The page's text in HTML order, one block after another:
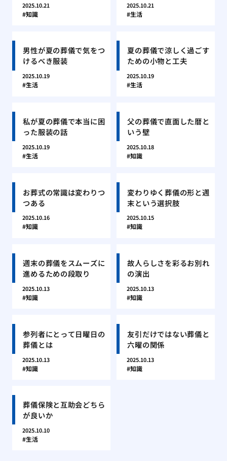
2025.10.21
知識
2025.10.21
生活
男性が夏の葬儀で気をつ
けるべき服装
2025.10.19
生活
夏の葬儀で涼しく過ごす
ための小物と工夫
2025.10.19
生活
私が夏の葬儀で本当に困
った服装の話
2025.10.19
生活
父の葬儀で直面した暦と
いう壁
2025.10.18
知識
お葬式の常識は変わりつ
つある
2025.10.16
知識
変わりゆく葬儀の形と週
末という選択肢
2025.10.15
知識
週末の葬儀をスムーズに
進めるための段取り
2025.10.13
知識
故人らしさを彩るお別れ
の演出
2025.10.13
知識
参列者にとって日曜日の
葬儀とは
2025.10.13
知識
友引だけではない葬儀と
六曜の関係
2025.10.13
知識
葬儀保険と互助会どちら
が良いか
2025.10.10
生活